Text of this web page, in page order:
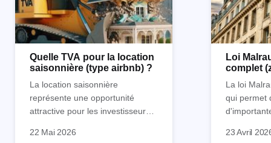
Quelle TVA pour la location
saisonnière (type airbnb) ?
La location saisonnière
représente une opportunité
attractive pour les investisseurs
patrimoine et générer des
Et qu’a-t-on appris à la rentrée
22 Mai 2026
Loi
complet
La loi
qui permet
immobilier.
23 Avril